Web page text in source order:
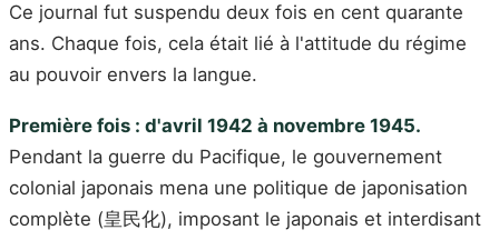
Ce journal fut suspendu deux fois en cent quarante
ans. Chaque fois, cela était lié à l'attitude du régime
au pouvoir envers la langue.
Première fois : d'avril 1942 à novembre 1945.
Pendant la guerre du Pacifique, le gouvernement
colonial japonais mena une politique de japonisation
complète (皇民化), imposant le japonais et interdisant